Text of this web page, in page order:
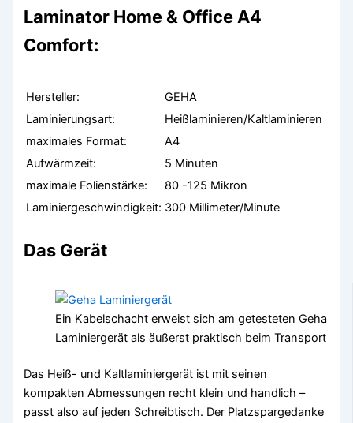
Laminator Home & Office A4
Comfort:
Hersteller:
GEHA
Laminierungsart:
Heißlaminieren/Kaltlaminieren
maximales Format:
A4
Aufwärmzeit:
5 Minuten
maximale Folienstärke:
80 -125 Mikron
Laminiergeschwindigkeit: 300 Millimeter/Minute
Das Gerät
Ein Kabelschacht erweist sich am getesteten Geha
Laminiergerät als äußerst praktisch beim Transport
Das Heiß- und Kaltlaminiergerät ist mit seinen
kompakten Abmessungen recht klein und handlich –
passt also auf jeden Schreibtisch. Der Platzspargedanke